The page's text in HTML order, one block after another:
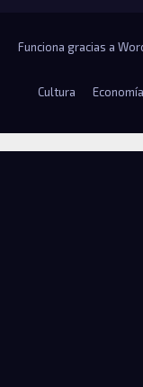
Funciona gracias a
Cultura Economía